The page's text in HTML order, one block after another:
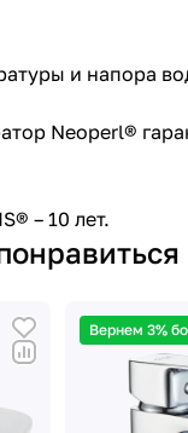
и напора
Neoperl®
– 10 лет.
Вернем 3%